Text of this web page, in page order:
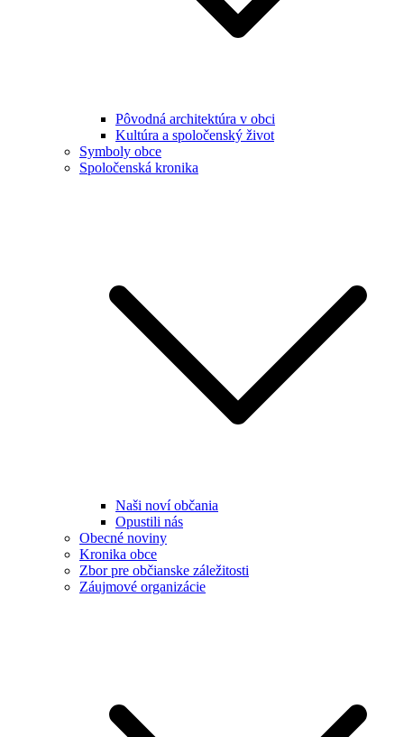
Pôvodná architektúra v obci
Kultúra a spoločenský život
Symboly obce
Spoločenská kronika
Naši noví občania
Opustili nás
Obecné noviny
Kronika obce
Zbor pre občianske záležitosti
Záujmové organizácie